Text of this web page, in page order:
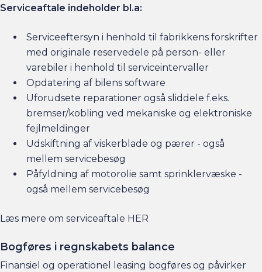
Serviceaftale indeholder bl.a:
Serviceeftersyn i henhold til fabrikkens forskrifter
med originale reservedele på person- eller
varebiler i henhold til serviceintervaller
Opdatering af bilens software
Uforudsete reparationer også sliddele f.eks.
bremser/kobling ved mekaniske og elektroniske
fejlmeldinger
Udskiftning af viskerblade og pærer - også
mellem servicebesøg
Påfyldning af motorolie samt sprinklervæske -
også mellem servicebesøg
Læs mere om serviceaftale HER
Bogføres i regnskabets balance
Finansiel og operationel leasing bogføres og påvirker